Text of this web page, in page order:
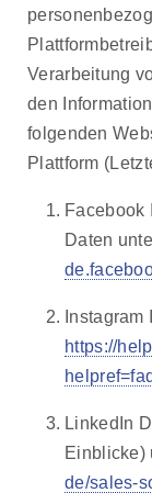
Verarbeitung
den
folgenden
Plattform
Facebook
Daten
https://
LinkedIn
Einblicke)
de/sales-